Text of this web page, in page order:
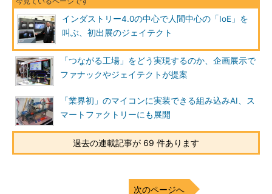
インダストリー4.0の中心で人間中心の「IoE」を
叫ぶ、初出展のジェイテクト
「つながる工場」をどう実現するのか、企画展示で
ファナックやジェイテクトが提案
「業界初」のマイコンに実装できる組み込みAI、ス
マートファクトリーにも展開
過去の連載記事が 69 件あります
次のページへ